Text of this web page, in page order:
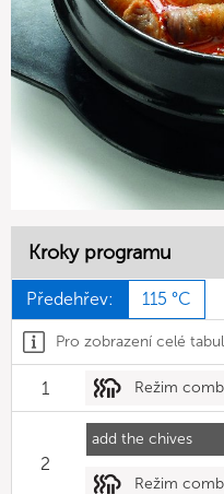
Kroky programu
Předehřev: 115 °C
Pro zobrazení celé
1 Režim
add the chives
2
Režim